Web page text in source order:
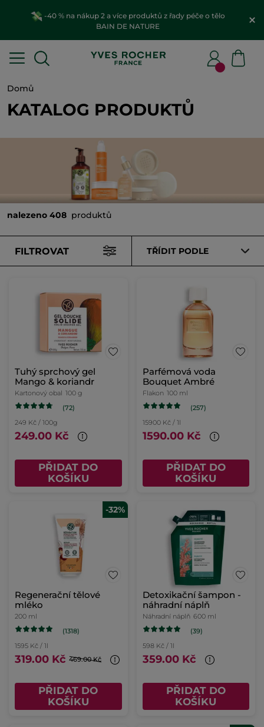
-40 % na nákup 2 a více produktů z řady péče o tělo
BAIN DE NATURE
Domů
KATALOG PRODUKTŮ
nalezeno 408 produktů
FILTROVAT TŘÍDIT PODLE
Tuhý sprchový gel
Mango & koriandr
Kartonový obal 100 g
(72)
249 Kč / 100g
249.00 Kč
PŘIDAT DO
KOŠÍKU
Parfémová voda
Bouquet Ambré
Flakon 100 ml
(257)
15900 Kč / 1l
1590.00 Kč
PŘIDAT DO
KOŠÍKU
-32%
Regenerační tělové
mléko
200 ml
(1318)
1595 Kč / 1l
319.00 Kč 469.00 Kč
PŘIDAT DO
KOŠÍKU
Detoxikační šampon -
náhradní náplň
Náhradní náplň 600 ml
(39)
598 Kč / 1l
359.00 Kč
PŘIDAT DO
KOŠÍKU